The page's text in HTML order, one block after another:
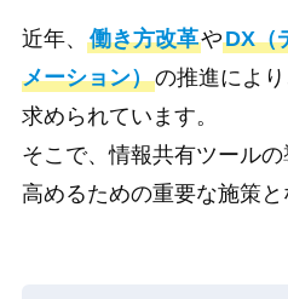
近年、 働き方改革やDX（
メーション）の推進によ
求められています。
そこで、情報共有ツール
高めるための重要な施策と